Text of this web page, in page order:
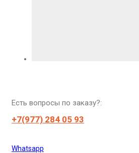
Есть вопросы по заказу?:
+7(977) 284 05 93
Whatsapp